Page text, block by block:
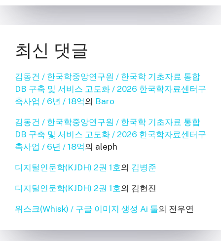
최신 댓글
김동건 / 한국학중앙연구원 / 한국학 기초자료 통합
DB 구축 및 서비스 고도화 / 2026 한국학자료센터구
축사업 / 6년 / 18억의 Baro
김동건 / 한국학중앙연구원 / 한국학 기초자료 통합
DB 구축 및 서비스 고도화 / 2026 한국학자료센터구
축사업 / 6년 / 18억의 aleph
디지털인문학(KJDH) 2권 1호의 김병준
디지털인문학(KJDH) 2권 1호의 김현진
위스크(Whisk) / 구글 이미지 생성 Ai 툴의 전우연